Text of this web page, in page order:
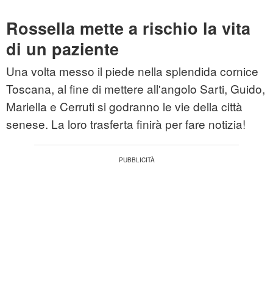
Rossella mette a rischio la vita
di un paziente
Una volta messo il piede nella splendida cornice
Toscana, al fine di mettere all'angolo Sarti, Guido,
Mariella e Cerruti si godranno le vie della città
senese. La loro trasferta finirà per fare notizia!